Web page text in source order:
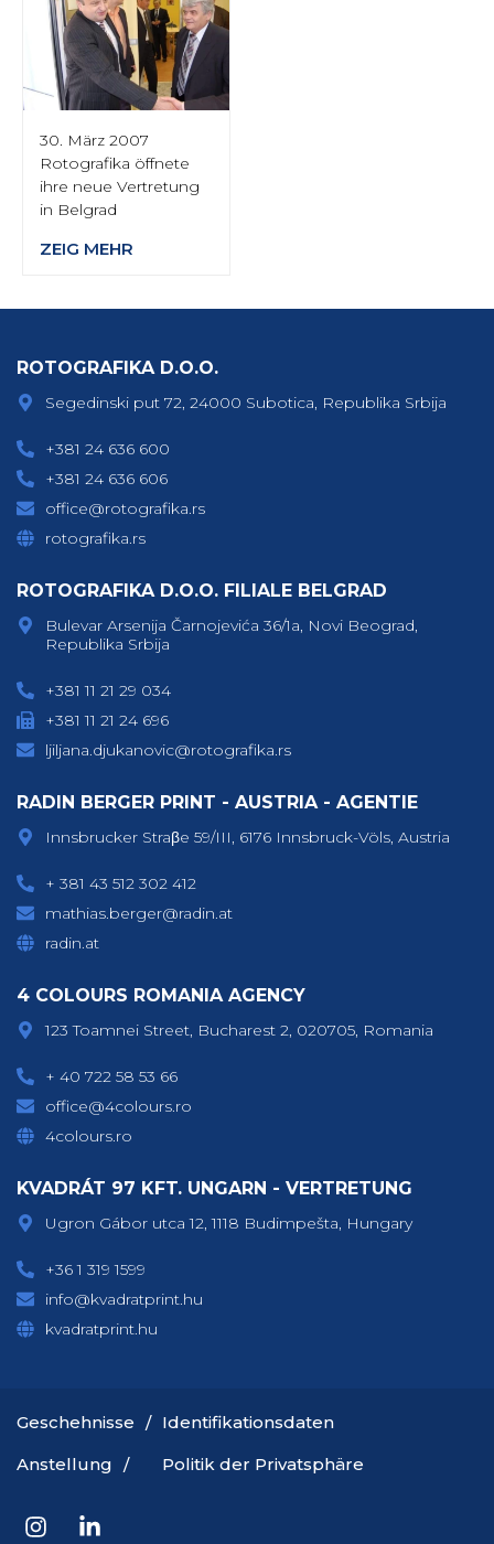
30. März 2007
Rotografika öffnete
ihre neue Vertretung
in Belgrad
ZEIG MEHR
ROTOGRAFIKA D.O.O.
Segedinski put 72, 24000 Subotica, Republika Srbija
+381 24 636 600
+381 24 636 606
office@rotografika.rs
rotografika.rs
ROTOGRAFIKA D.O.O. FILIALE BELGRAD
Bulevar Arsenija Čarnojevića 36/1a, Novi Beograd,
Republika Srbija
+381 11 21 29 034
+381 11 21 24 696
ljiljana.djukanovic@rotografika.rs
RADIN BERGER PRINT - AUSTRIA - AGENTIE
Innsbrucker Straβe 59/III, 6176 Innsbruck-Völs, Austria
+ 381 43 512 302 412
mathias.berger@radin.at
radin.at
4 COLOURS ROMANIA AGENCY
123 Toamnei Street, Bucharest 2, 020705, Romania
+ 40 722 58 53 66
office@4colours.ro
4colours.ro
KVADRÁT 97 KFT. UNGARN - VERTRETUNG
Ugron Gábor utca 12, 1118 Budimpešta, Hungary
+36 1 319 1599
info@kvadratprint.hu
kvadratprint.hu
Geschehnisse
Identifikationsdaten
Anstellung
Politik der Privatsphäre